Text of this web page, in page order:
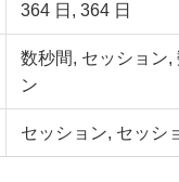
364 日, 364 日
数秒間, セッション,
ン
セッション, セッシ